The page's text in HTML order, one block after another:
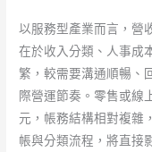
以服務型產業而言，營
在於收入分類、人事成
繁，較需要溝通順暢、
際營運節奏。零售或線
元，帳務結構相對複雜
帳與分類流程，將直接